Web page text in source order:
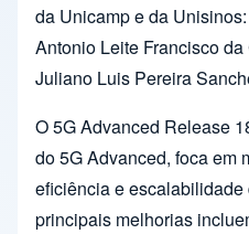
da Unicamp e da
Antonio Leite Francisco
Juliano Luis Pereira
O 5G Advanced Release
do 5G Advanced, foca em
eficiência e escalabilidade
principais melhorias